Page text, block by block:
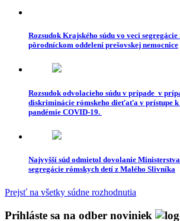
Rozsudok Krajského súdu vo veci segregácie
Rozsudok odvolacieho súdu v prípade v
pandémie COVID-19.